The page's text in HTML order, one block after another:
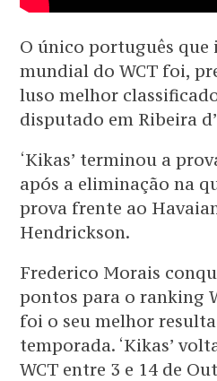
O único português que
mundial do WCT foi,
luso melhor
disputado em Ribeira
‘Kikas’ terminou a
após a eliminação na
prova frente ao
Hendrickson.
Frederico Morais
pontos para o ranking
foi o seu melhor
temporada. ‘Kikas’
WCT entre 3 e 14 de